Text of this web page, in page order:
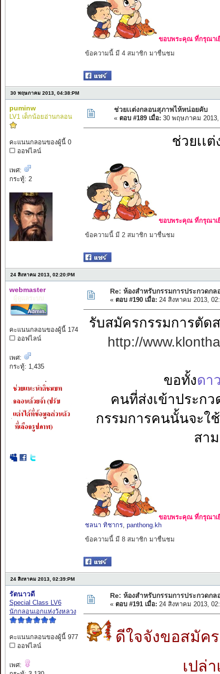
ขอบพระคุณ ที่กรุณาเ
ข้อความนี้ มี 4 สมาชิก มาชื่นชม
30 พฤษภาคม 2013, 04:38:PM
puminw
LV1 เด็กน้อยอ่านกลอน
คะแนนกลอนของผู้นี้ 0
ออฟไลน์
เพศ:
กระทู้: 2
ช่วยเเต่งกลอนสุภาพไห้หน่อยคับ
« ตอบ #189 เมื่อ: 30 พฤษภาคม 2013,
ช่วยเเ
ขอบพระคุณ ที่กรุณาเ
ข้อความนี้ มี 2 สมาชิก มาชื่นชม
24 สิงหาคม 2013, 02:20:PM
webmaster
คะแนนกลอนของผู้นี้ 174
ออฟไลน์
เพศ:
กระทู้: 1,435
Re: ห้องสำหรับกรรมการประกวดก
« ตอบ #190 เมื่อ: 24 สิงหาคม 2013,
รับสมัครกรรมการตัด
http://
ขอทั้งดา
คนที่ส่งเข้าประก
กรรมการคนนั้นจะใ
สา
ขอบพระคุณ ที่กรุณาเ
ชลนา ทิชากร, panthong.kh
ข้อความนี้ มี 8 สมาชิก มาชื่นชม
24 สิงหาคม 2013, 02:39:PM
รัตนาวดี
Special Class LV6
นักกลอนเอกแห่งวังหลวง
คะแนนกลอนของผู้นี้ 977
ออฟไลน์
เพศ:
Re: ห้องสำหรับกรรมการประกวดก
« ตอบ #191 เมื่อ: 24 สิงหาคม 2013,
ดีใจจังขอสมัค
เปล่